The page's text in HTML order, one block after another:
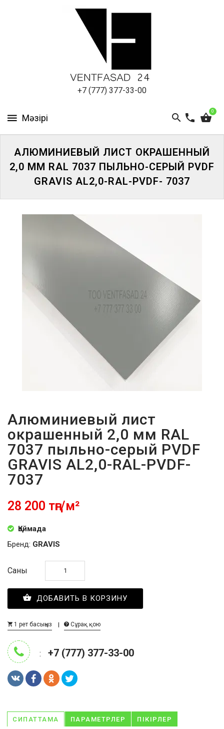
+7 (777) 377-33-00
0
ПАНЕЛИ
АЛЮМИНИЕВЫЙ ЛИСТ ОКРАШЕННЫЙ
2,0 ММ RAL 7037 ПЫЛЬНО-СЕРЫЙ PVDF
GRAVIS AL2,0-RAL-PVDF- 7037
Алюминиевый лист
окрашенный 2,0 мм RAL
7037 пыльно-серый PVDF
GRAVIS AL2,0-RAL-PVDF-
7037
28 200 тңг/м²
Қоймада
Бренд: GRAVIS
Саны
ДОБАВИТЬ В КОРЗИНУ
1 рет басыңыз Сұрақ қою
: +7 (777) 377-33-00
СИПАТТАМА ПАРАМЕТРЛЕР ПІКІРЛЕР